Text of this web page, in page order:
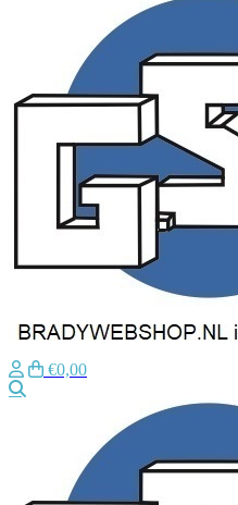
€0,00